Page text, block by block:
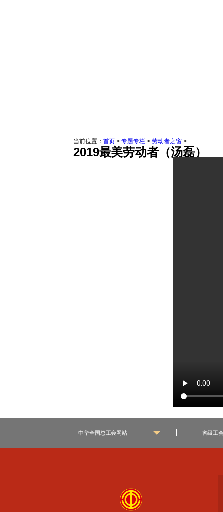
当前位置： 首页> 专题专栏> 劳动者之窗>
2019最美劳动者（汤磊）
中华全国总工会网站 省级工